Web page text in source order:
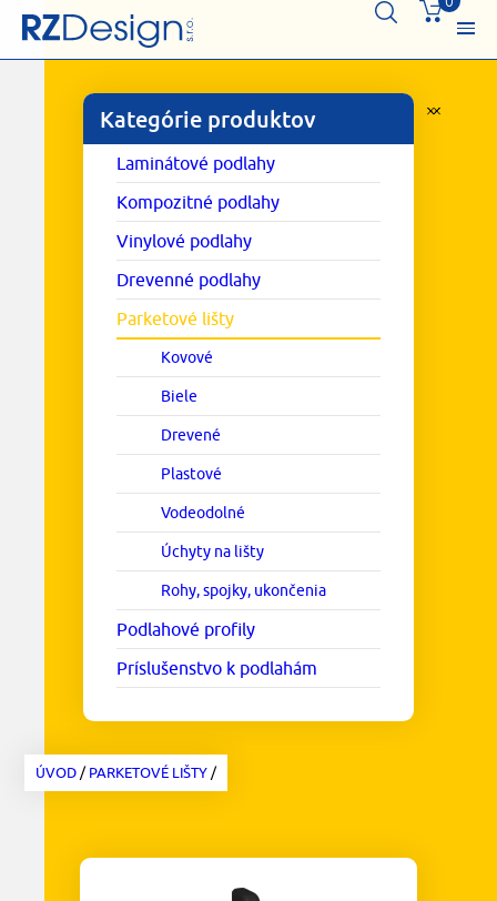
Kategórie produktov
Laminátové podlahy
Kompozitné podlahy
Vinylové podlahy
Drevenné podlahy
Parketové lišty
Kovové
Biele
Drevené
Plastové
Vodeodolné
Úchyty na lišty
Rohy, spojky, ukončenia
Podlahové profily
Príslušenstvo k podlahám
ÚVOD/PARKETOVÉ LIŠTY/